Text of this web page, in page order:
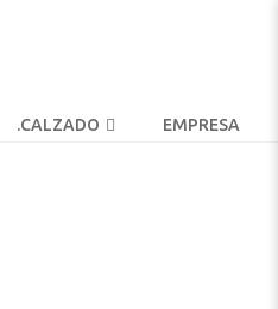
.CALZADO EMPRESA